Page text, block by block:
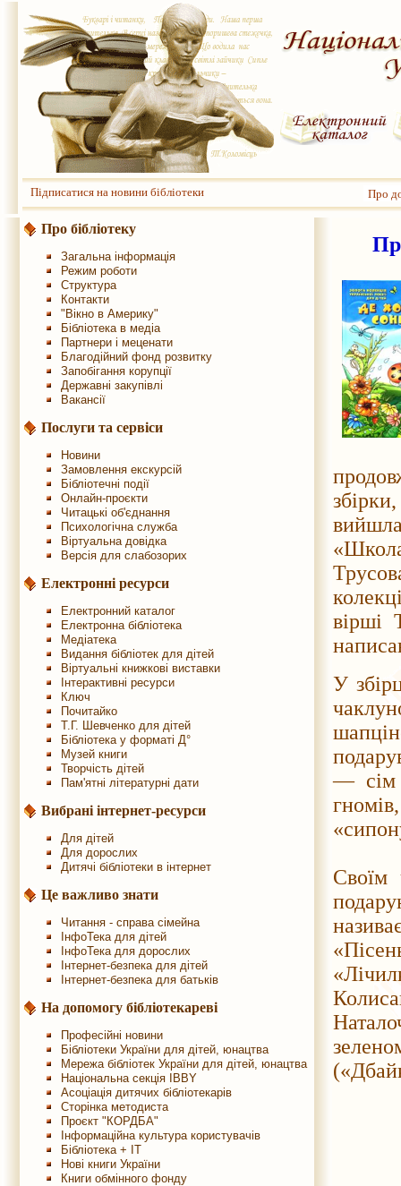
Підписатися на новини бібліотеки Про
Про бібліотеку
Загальна інформація
Режим роботи
Структура
Контакти
"Вікно в Америку"
Бібліотека в медіа
Партнери і меценати
Благодійний фонд розвитку
Запобігання корупції
Державні закупівлі
Вакансії
Послуги та сервіси
Новини
Замовлення екскурсій
Бібліотечні події
Онлайн-проєкти
Читацькі об'єднання
Психологічна служба
Віртуальна довідка
Версія для слабозорих
Електронні ресурси
Електронний каталог
Електронна бібліотека
Медіатека
Видання бібліотек для дітей
Віртуальні книжкові виставки
Інтерактивні ресурси
Ключ
Почитайко
Т.Г. Шевченко для дітей
Бібліотека у форматі Д°
Музей книги
Творчість дітей
Пам'ятні літературні дати
Вибрані інтернет-ресурси
Для дітей
Для дорослих
Дитячі бібліотеки в інтернет
Це важливо знати
Читання - справа сімейна
ІнфоТека для дітей
ІнфоТека для дорослих
Інтернет-безпека для дітей
Інтернет-безпека для батьків
На допомогу бібліотекареві
Професійні новини
Бібліотеки України для дітей, юнацтва
Мережа бібліотек України для дітей, юнацтва
Національна секція IBBY
Асоціація дитячих бібліотекарів
Сторінка методиста
Проєкт "КОРДБА"
Інформаційна культура користувачів
Бібліотека + IT
Нові книги України
Книги обмінного фонду
вірші
У
— сім
Своїм